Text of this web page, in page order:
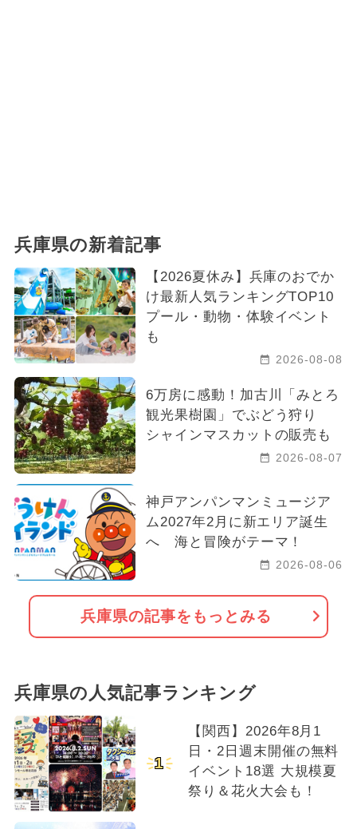
兵庫県の新着記事
【2026夏休み】兵庫のおでか
け最新人気ランキングTOP10
プール・動物・体験イベント
も
2026-08-08
6万房に感動！加古川「みとろ
観光果樹園」でぶどう狩り
シャインマスカットの販売も
2026-08-07
神戸アンパンマンミュージア
ム2027年2月に新エリア誕生
へ 海と冒険がテーマ！
2026-08-06
兵庫県の記事をもっとみる
兵庫県の人気記事ランキング
1
【関西】2026年8月1
日・2日週末開催の無料
イベント18選 大規模夏
祭り＆花火大会も！